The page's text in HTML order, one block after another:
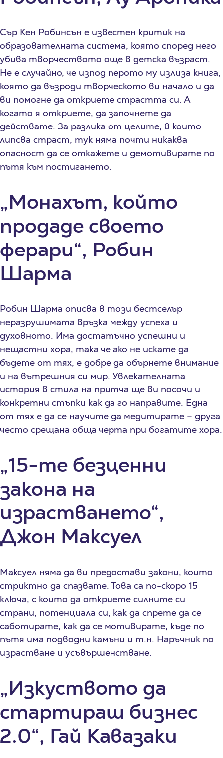
Сър Кен Робинсън е известен критик на
образователната система, която според него
убива творчеството още в детска възраст.
Не е случайно, че изпод перото му излиза книга,
която да възроди творческото ви начало и да
ви помогне да откриете страстта си. А
когато я откриете, да започнете да
действате. За разлика от целите, в които
липсва страст, тук няма почти никаква
опасност да се откажете и демотивирате по
пътя към постигането.
„Монахът, който
продаде своето
ферари“, Робин
Шарма
Робин Шарма описва в този бестселър
неразрушимата връзка между успеха и
духовното. Има достатъчно успешни и
нещастни хора, така че ако не искате да
бъдете от тях, е добре да обърнете внимание
и на вътрешния си мир. Увлекателната
история в стила на притча ще ви посочи и
конкретни стъпки как да го направите. Една
от тях е да се научите да медитирате – друга
често срещана обща черта при богатите хора.
„15-те безценни
закона на
израстването“,
Джон Максуел
Максуел няма да ви предостави закони, които
стриктно да спазвате. Това са по-скоро 15
ключа, с които да откриете силните си
страни, потенциала си, как да спрете да се
саботирате, как да се мотивирате, къде по
пътя има подводни камъни и т.н. Наръчник по
израстване и усъвършенстване.
„Изкуството да
стартираш бизнес
2.0“, Гай Кавазаки